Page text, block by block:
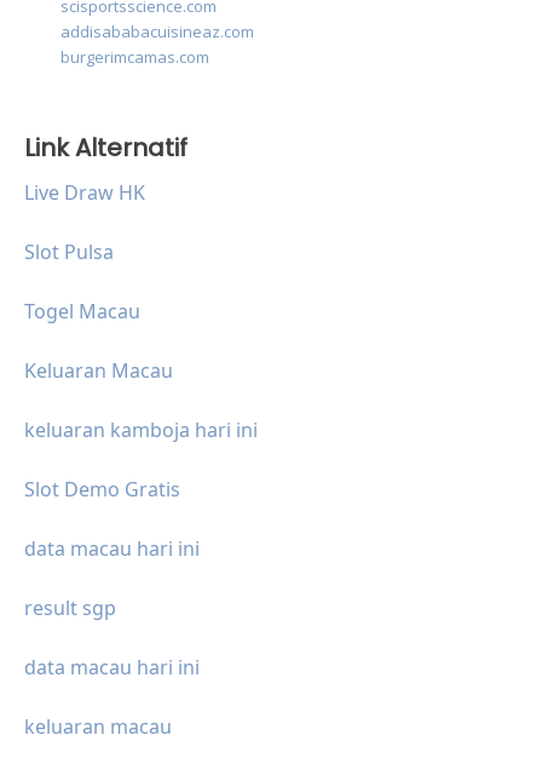
scisportsscience.com
addisababacuisineaz.com
burgerimcamas.com
Link Alternatif
Live Draw HK
Slot Pulsa
Togel Macau
Keluaran Macau
keluaran kamboja hari ini
Slot Demo Gratis
data macau hari ini
result sgp
data macau hari ini
keluaran macau